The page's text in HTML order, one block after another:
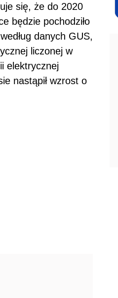
się, że do 2020
będzie pochodziło
danych GUS,
liczonej w
elektrycznej
nastąpił wzrost o